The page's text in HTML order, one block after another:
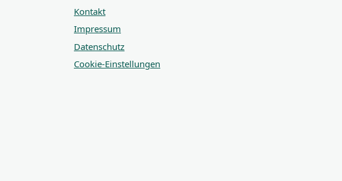
Kontakt
Impressum
Datenschutz
Cookie-Einstellungen